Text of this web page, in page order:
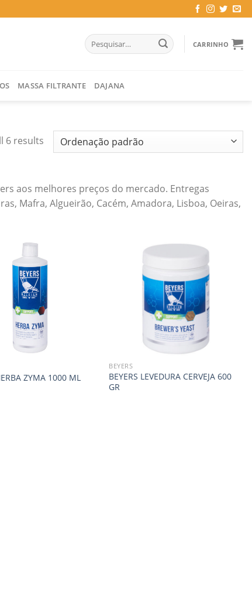
Pesquisar
por:
CARRINHO
MASSA FILTRANTE DAJANA
6 results
aos melhores preços do mercado. Entregas
Mafra, Algueirão, Cacém, Amadora, Lisboa, Oeiras,
ZYMA 1000 ML
BEYERS
BEYERS LEVEDURA CERVEJA 600
GR